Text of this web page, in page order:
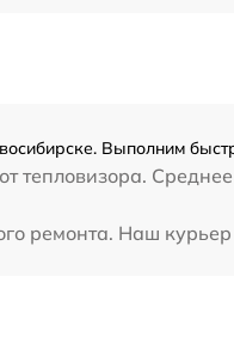
Выполним
тепловизора.
ремонта. Наш